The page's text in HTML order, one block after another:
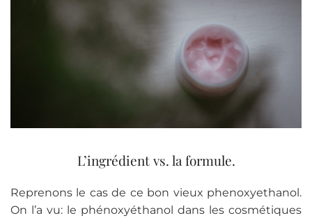
L’ingrédient vs. la formule.
Reprenons le cas de ce bon vieux phenoxyethanol.
On l’a vu: le phénoxyéthanol dans les cosmétiques